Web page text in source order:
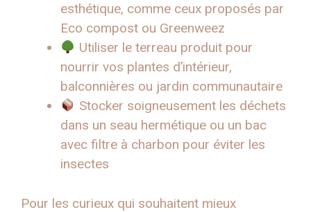
esthétique, comme ceux proposés par
Eco compost ou Greenweez
Utiliser le terreau produit pour
nourrir vos plantes d’intérieur,
balconnières ou jardin communautaire
Stocker soigneusement les déchets
dans un seau hermétique ou un bac
avec filtre à charbon pour éviter les
insectes
Pour les curieux qui souhaitent mieux